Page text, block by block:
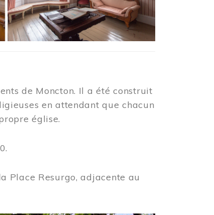
de Moncton. Il a été construit
en attendant que chacun
église.
Place Resurgo, adjacente au